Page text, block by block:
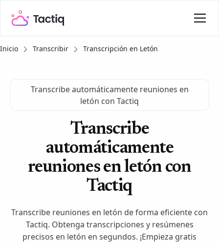
Inicio Transcribir Transcripción en Letón
Transcribe automáticamente reuniones en
letón con Tactiq
Transcribe
automáticamente
reuniones en letón con
Tactiq
Transcribe reuniones en letón de forma eficiente con
Tactiq. Obtenga transcripciones y resúmenes
precisos en letón en segundos. ¡Empieza gratis